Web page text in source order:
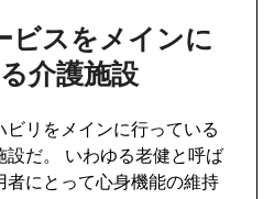
ビスをメインに
介護施設
リをメインに行っている
だ。 いわゆる老健と呼ば
にとって心身機能の維持